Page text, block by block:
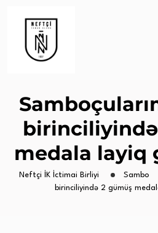
medala layiq
Neftçi İK İctimai Birliyi Sambo
birinciliyində 2 gümüş